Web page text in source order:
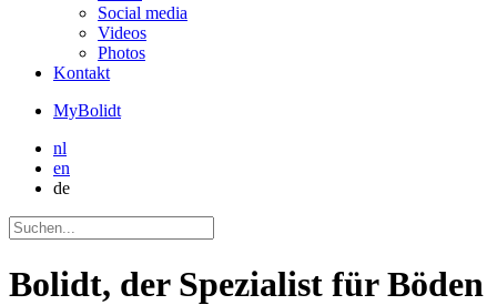
Social media
Videos
Photos
Kontakt
MyBolidt
nl
en
de
Bolidt, der Spezialist für Böden